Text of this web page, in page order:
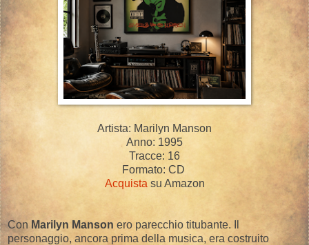
Artista: Marilyn Manson
Anno: 1995
Tracce: 16
Formato: CD
Acquista su Amazon
Con Marilyn Manson ero parecchio titubante. Il
personaggio, ancora prima della musica, era costruito